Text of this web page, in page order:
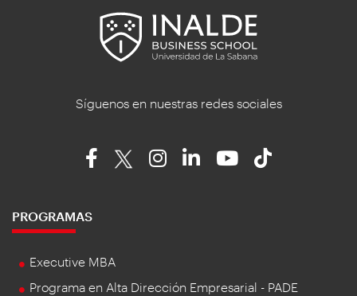
Síguenos en nuestras redes sociales
PROGRAMAS
Executive MBA
Programa en Alta Dirección Empresarial - PADE